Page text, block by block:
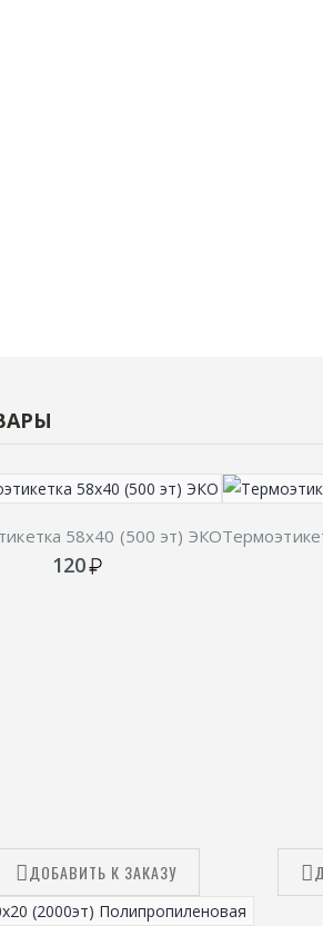
58х40 (500 эт) ЭКО
120
ДОБАВИТЬ К ЗАКАЗУ